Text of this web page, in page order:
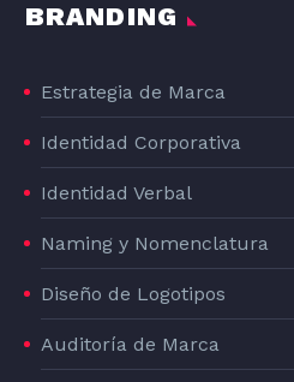
BRANDING
Estrategia de Marca
Identidad Corporativa
Identidad Verbal
Naming y Nomenclatura
Diseño de Logotipos
Auditoría de Marca